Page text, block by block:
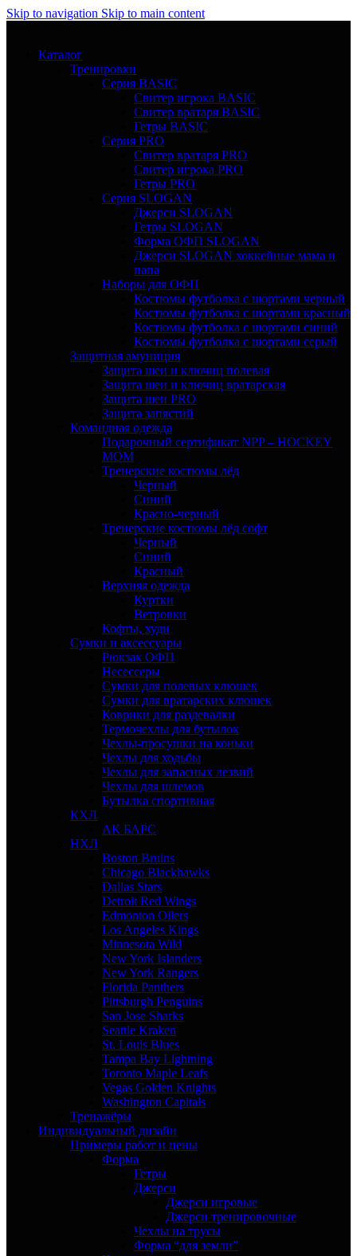
Skip to navigation Skip to main content
Каталог
Тренировки
Серия BASIC
Свитер игрока BASIC
Свитер вратаря BASIC
Гетры BASIC
Серия PRO
Свитер вратаря PRO
Свитер игрока PRO
Гетры PRO
Серия SLOGAN
Джерси SLOGAN
Гетры SLOGAN
Форма ОФП SLOGAN
Джерси SLOGAN хоккейные мама и
папа
Наборы для ОФП
Костюмы футболка с шортами черный
Костюмы футболка с шортами красный
Костюмы футболка с шортами синий
Костюмы футболка с шортами серый
Защитная амуниция
Защита шеи и ключиц полевая
Защита шеи и ключиц вратарская
Защита шеи PRO
Защита запястий
Командная одежда
Подарочный сертификат NPP – HOCKEY
MOM
Тренерские костюмы лёд
Черный
Синий
Красно-черный
Тренерские костюмы лёд софт
Черный
Синий
Красный
Верхняя одежда
Куртки
Ветровки
Кофты, худи
Сумки и аксессуары
Рюкзак ОФП
Несессеры
Сумки для полевых клюшек
Сумки для вратарских клюшек
Коврики для раздевалки
Термочехлы для бутылок
Чехлы-просушки на коньки
Чехлы для ходьбы
Чехлы для запасных лезвий
Чехлы для шлемов
Бутылка спортивная
КХЛ
АК БАРС
НХЛ
Boston Bruins
Chicago Blackhawks
Dallas Stars
Detroit Red Wings
Edmonton Oilers
Los Angeles Kings
Minnesota Wild
New York Islanders
New York Rangers
Florida Panthers
Pittsburgh Penguins
San Jose Sharks
Seattle Kraken
St. Louis Blues
Tampa Bay Lightning
Toronto Maple Leafs
Vegas Golden Knights
Washington Capitals
Тренажёры
Индивидуальный дизайн
Примеры работ и цены
Форма
Гетры
Джерси
Джерси игровые
Джерси тренировочные
Чехлы на трусы
Форма “для земли”